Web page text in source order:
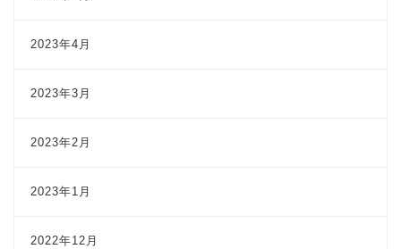
2023年4月
2023年3月
2023年2月
2023年1月
2022年12月